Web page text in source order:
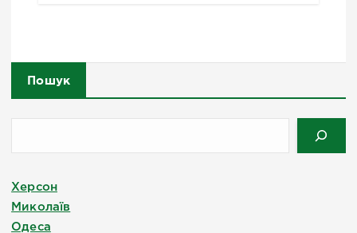
Пошук
Херсон
Миколаїв
Одеса